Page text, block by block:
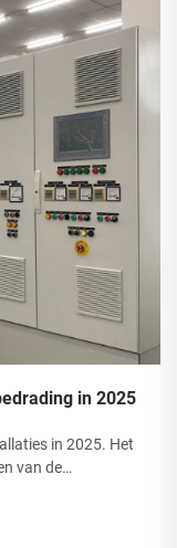
in 2025
in 2025. Het
van de
dat uw installatie